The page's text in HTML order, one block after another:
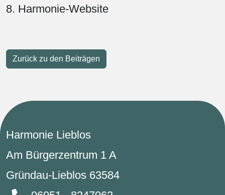
8. Harmonie-Website
Zurück zu den Beiträgen
Harmonie Lieblos
Am Bürgerzentrum 1 A
Gründau-Lieblos 63584